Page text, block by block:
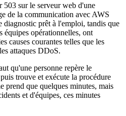
503 sur le serveur web d'une
de la communication avec AWS
diagnostic prêt à l'emploi, tandis que
équipes opérationnelles, ont
causes courantes telles que les
attaques DDoS.
qu'une personne repère le
trouve et exécute la procédure
prend que quelques minutes, mais
et d'équipes, ces minutes